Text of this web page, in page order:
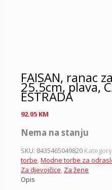
FAISAN, ranac
25.5cm, plava,
ESTRADA
92.05 KM
Nema na stanju
SKU: 8435465049820
torbe,Modne torbe za
Za djevojčice, Za žene
Opis